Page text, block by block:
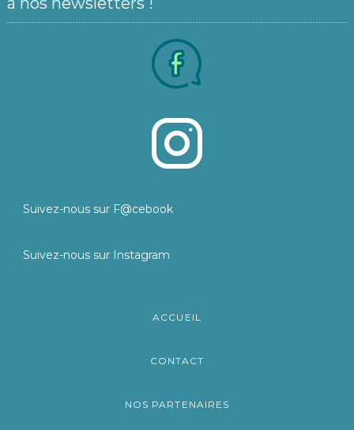
Suivez-nous sur F@cebook
Suivez-nous sur Instagram
ACCUEIL
CONTACT
NOS PARTENAIRES